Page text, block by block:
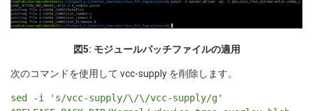
図5: モジュールパッチファイルの適用
次のコマンドを使用して vcc-supply を削除します。
sed -i 's/vcc-supply/\/\/vcc-supply/g'